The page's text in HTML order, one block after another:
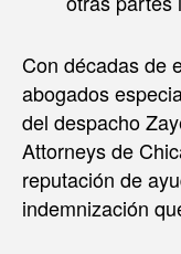
Con décadas de
abogados
del despacho
Attorneys de
reputación de
indemnización